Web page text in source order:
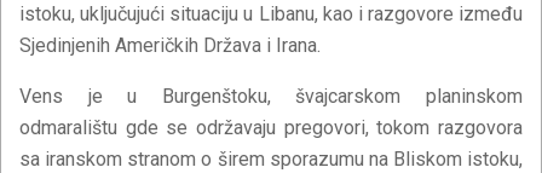
istoku, uključujući situaciju u Libanu, kao i razgovore između
Sjedinjenih Američkih Država i Irana.
Vens je u Burgenštoku, švajcarskom planinskom
odmaralištu gde se održavaju pregovori, tokom razgovora
sa iranskom stranom o širem sporazumu na Bliskom istoku,